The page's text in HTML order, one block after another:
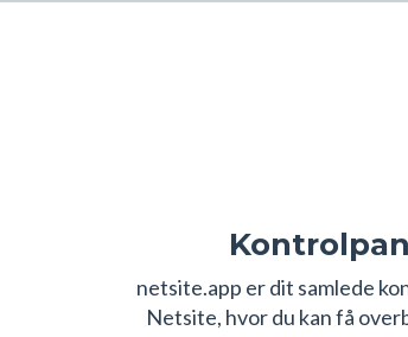
netsite.app er dit samlede
Netsite, hvor du kan få